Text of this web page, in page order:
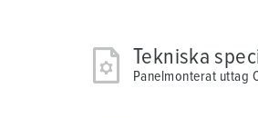
Tekniska
Panelmonterat uttag